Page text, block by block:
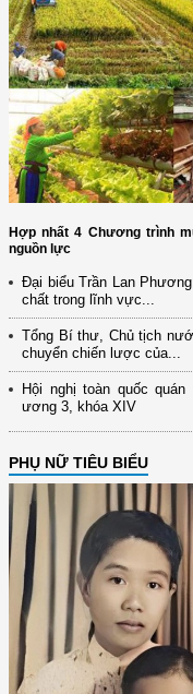
Hợp nhất 4 Chương trình
nguồn lực
Đại biểu Trần Lan
chất trong lĩnh vực...
Tổng Bí thư, Chủ tịch
chuyển chiến lược của...
Hội nghị toàn quốc
ương 3, khóa XIV
PHỤ NỮ TIÊU BIỂU